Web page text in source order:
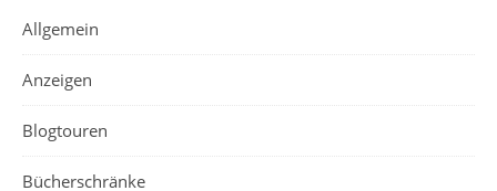
Allgemein
Anzeigen
Blogtouren
Bücherschränke